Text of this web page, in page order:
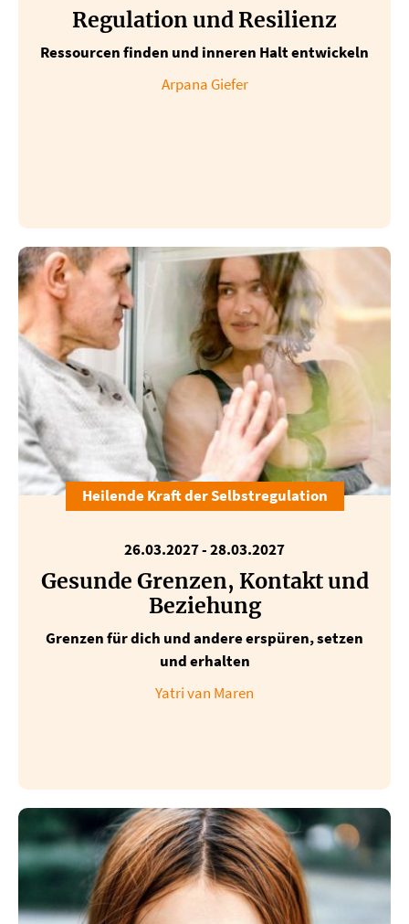
Regulation und Resilienz
Ressourcen finden und inneren Halt entwickeln
Arpana Giefer
Heilende Kraft der Selbstregulation
26.03.2027-28.03.2027
Gesunde Grenzen, Kontakt und
Beziehung
Grenzen für dich und andere erspüren, setzen
und erhalten
Yatri van Maren